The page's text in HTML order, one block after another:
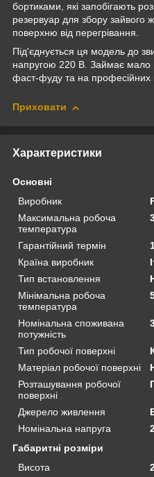
бортиками, які запобігають
резервуар для збору зайвого
поверхню від перегрівання.
Під'єднується ця модель до
напругою 220 В. Займає мало
фаст-фуду та на професійних
Приховати
Характеристики
Основні
Виробник
Максимальна робоча
температура
Гарантійний термін
Країна виробник
Тип встановлення
Мінімальна робоча
температура
Номінальна споживана
потужність
Тип робочої поверхні
Матеріал робочої поверхні
Розташування робочої
поверхні
Джерело живлення
Номінальна напруга
Габаритні розміри
Висота